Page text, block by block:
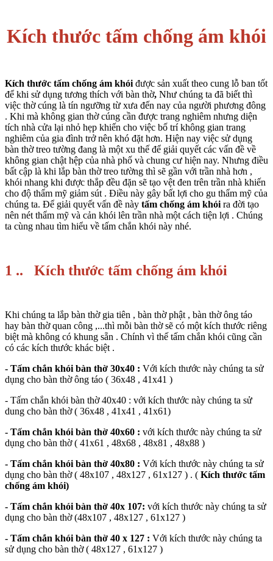
Kích thước tấm chống ám khói
Kích thước tấm chống ám khói được sản xuất theo cung lỗ ban tốt
để khi sử dụng tương thích với bàn thờ, Như chúng ta đã biết thì
việc thờ cúng là tín ngưỡng từ xưa đến nay của người phương đông
. Khi mà không gian thờ cúng cần được trang nghiêm nhưng diện
tích nhà cửa lại nhỏ hẹp khiến cho việc bố trí không gian trang
nghiêm của gia đình trở nên khó đặt hơn. Hiện nay việc sử dụng
bàn thờ treo tường đang là một xu thế để giải quyết các vấn đề về
không gian chật hệp của nhà phố và chung cư hiện nay. Nhưng điều
bất cập là khi lắp bàn thờ treo tường thì sẽ gần với trần nhà hơn ,
khói nhang khi được thắp đều đặn sẽ tạo vệt đen trên trần nhà khiến
cho độ thẩm mỹ giảm sút . Điều này gây bất lợi cho gu thẩm mỹ của
chúng ta. Để giải quyết vấn đề này tấm chống ám khói ra đời tạo
nên nét thẩm mỹ và cản khói lên trần nhà một cách tiện lợi . Chúng
ta cùng nhau tìm hiểu về tấm chắn khói này nhé.
1 .. Kích thước tấm chống ám khói
Khi chúng ta lắp bàn thờ gia tiên , bàn thờ phật , bàn thờ ông táo
hay bàn thờ quan công ,...thì mỗi bàn thờ sẽ có một kích thước riêng
biệt mà không có khung sẵn . Chính vì thế tấm chắn khói cũng cần
có các kích thước khác biệt .
- Tấm chắn khói bàn thờ 30x40 : Với kích thước này chúng ta sử
dụng cho bàn thờ ông táo ( 36x48 , 41x41 )
- Tấm chắn khói bàn thờ 40x40 : với kích thước này chúng ta sử
dung cho bàn thờ ( 36x48 , 41x41 , 41x61)
- Tấm chắn khói bàn thờ 40x60 : với kích thước này chúng ta sử
dụng cho bàn thờ ( 41x61 , 48x68 , 48x81 , 48x88 )
- Tấm chắn khói bàn thờ 40x80 : Với kích thước này chúng ta sử
dụng cho bàn thờ ( 48x107 , 48x127 , 61x127 ) . ( Kích thước tấm
chống ám khói)
- Tấm chắn khói bàn thờ 40x 107: với kích thước này chúng ta sử
dụng cho bàn thờ (48x107 , 48x127 , 61x127 )
- Tấm chắn khói bàn thờ 40 x 127 : Với kích thước này chúng ta
sử dụng cho bàn thờ ( 48x127 , 61x127 )